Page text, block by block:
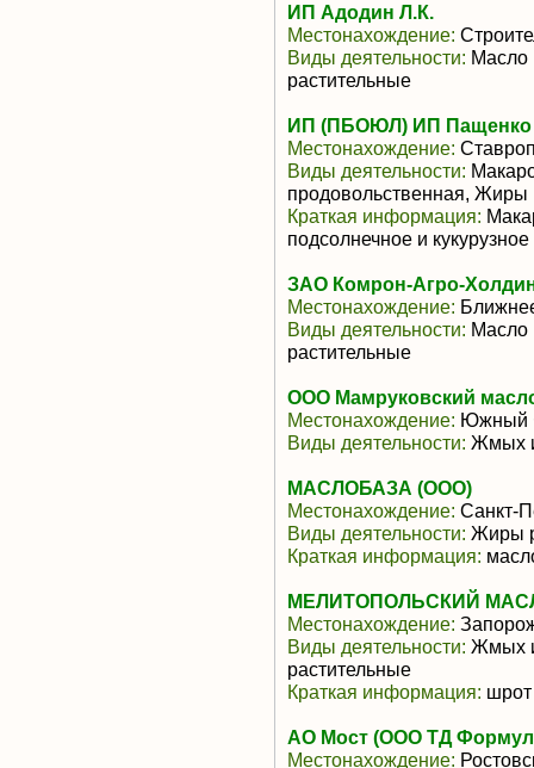
ИП Адодин Л.К.
Местонахождение:
Виды деятельности: Масло
растительные
ИП (ПБОЮЛ) ИП
Местонахождение:
Виды деятельности:
продовольственная, Жиры
Краткая информация:
подсолнечное и
ЗАО Комрон-Агро-
Местонахождение:
Виды деятельности: Масло
растительные
ООО Мамруковский
Местонахождение: Южный
Виды деятельности: Жмых
МАСЛОБАЗА (ООО)
Местонахождение: Санкт-
Виды деятельности: Жиры
Краткая информация:
МЕЛИТОПОЛЬСКИЙ
Местонахождение:
Виды деятельности: Жмых
растительные
Краткая информация:
АО Мост (ООО ТД
Местонахождение: